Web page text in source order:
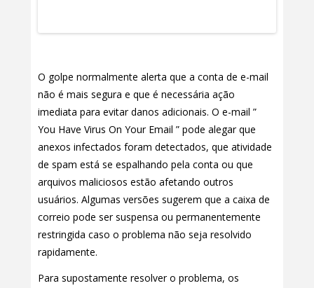
O golpe normalmente alerta que a conta de e-mail
não é mais segura e que é necessária ação
imediata para evitar danos adicionais. O e-mail ”
You Have Virus On Your Email ” pode alegar que
anexos infectados foram detectados, que atividade
de spam está se espalhando pela conta ou que
arquivos maliciosos estão afetando outros
usuários. Algumas versões sugerem que a caixa de
correio pode ser suspensa ou permanentemente
restringida caso o problema não seja resolvido
rapidamente.
Para supostamente resolver o problema, os